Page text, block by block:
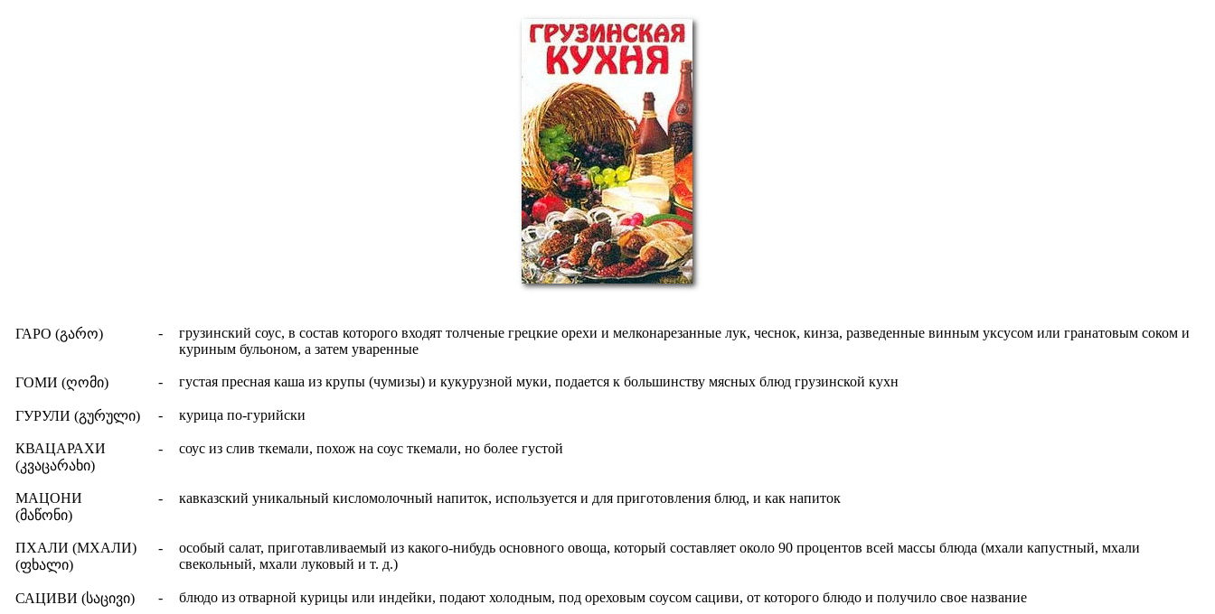
ГАРО (გარო) -
грузинский соус, в состав которого входят толченые грецкие орехи и мелконарезанные лук, чеснок, кинза, разведенные винным уксусом или гранатовым соком и
куриным бульоном, а затем уваренные
ГОМИ (ღომი) - густая пресная каша из крупы (чумизы) и кукурузной муки, подается к большинству мясных блюд грузинской кухн
ГУРУЛИ (გურული) - курица по-гурийски
КВАЦАРАХИ
(კვაცარახი)
- соус из слив ткемали, похож на соус ткемали, но более густой
МАЦОНИ
(მაწონი)
- кавказский уникальный кисломолочный напиток, используется и для приготовления блюд, и как напиток
ПХАЛИ (МХАЛИ)
(ფხალი)
-
особый салат, приготавливаемый из какого-нибудь основного овоща, который составляет около 90 процентов всей массы блюда (мхали капустный, мхали
свекольный, мхали луковый и т. д.)
САЦИВИ (საცივი) - блюдо из отварной курицы или индейки, подают холодным, под ореховым соусом сациви, от которого блюдо и получило свое название